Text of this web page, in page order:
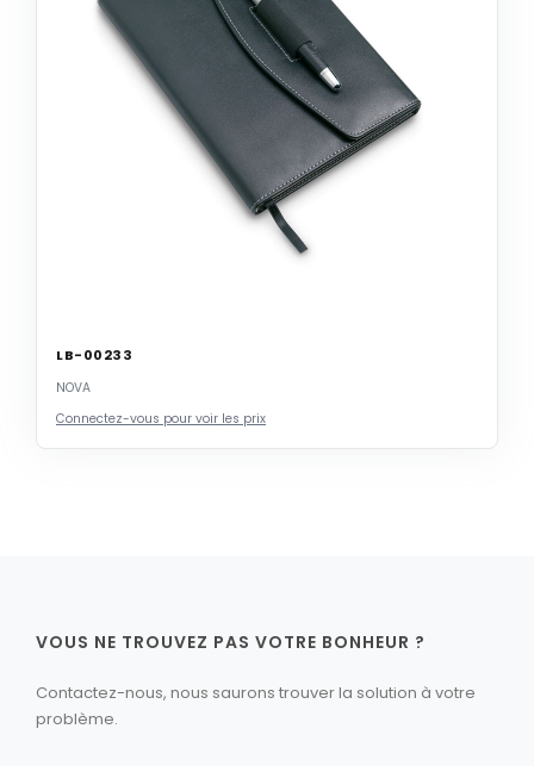
LB-00233
NOVA
Connectez-vous pour voir les prix
VOUS NE TROUVEZ PAS VOTRE BONHEUR ?
Contactez-nous, nous saurons trouver la solution à votre
problème.